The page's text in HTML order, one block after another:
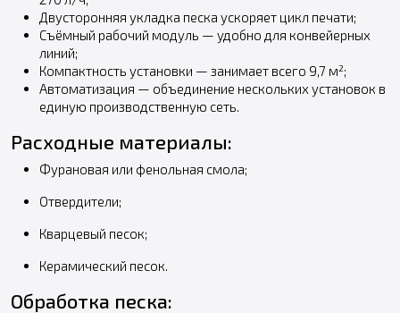
Двусторонняя укладка песка ускоряет цикл печати;
Съёмный рабочий модуль — удобно для конвейерных
линий;
Компактность установки — занимает всего 9,7 м²;
Автоматизация — объединение нескольких установок в
единую производственную сеть.
Расходные материалы:
Фурановая или фенольная смола;
Отвердители;
Кварцевый песок;
Керамический песок.
Обработка песка: